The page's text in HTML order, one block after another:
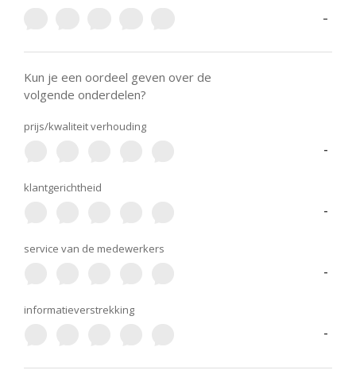
-
Kun je een oordeel geven over de
volgende onderdelen?
prijs/kwaliteit verhouding
-
klantgerichtheid
-
service van de medewerkers
-
informatieverstrekking
-